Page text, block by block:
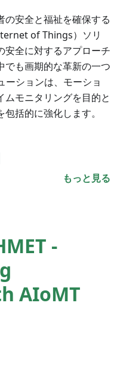
の安全と福祉を確保する
of Things）ソリ
安全に対するアプローチ
でも画期的な革新の一つ
ーションは、モーショ
ムモニタリングを目的と
括的に強化します。
もっと見る
-
AIoMT